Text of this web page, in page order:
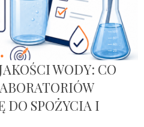
WODY: CO
DO SPOŻYCIA I